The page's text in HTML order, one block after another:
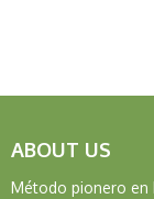
ABOUT US
Método pionero en